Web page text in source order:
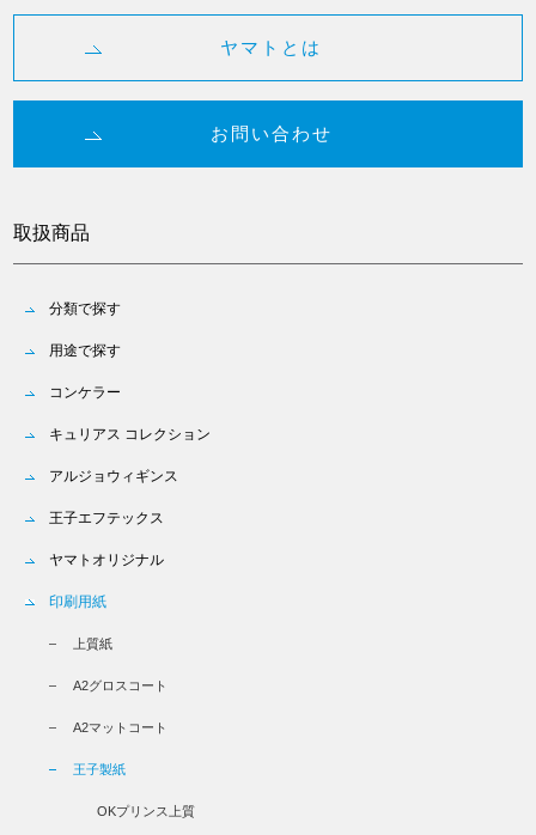
ヤマトとは
お問い合わせ
取扱商品
分類で探す
用途で探す
コンケラー
キュリアス コレクション
アルジョウィギンス
王子エフテックス
ヤマトオリジナル
印刷用紙
上質紙
A2グロスコート
A2マットコート
王子製紙
OKプリンス上質